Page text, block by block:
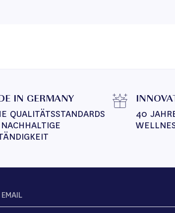
IN GERMANY
QUALITÄTSSTANDARDS
40